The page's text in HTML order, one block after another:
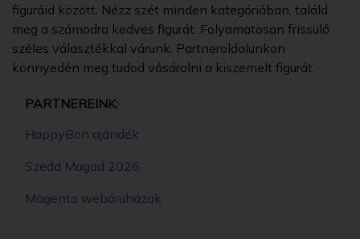
figuráid között. Nézz szét minden kategóriában, találd
meg a számodra kedves figurát. Folyamatosan frissülő
széles választékkal várunk. Partneroldalunkon
könnyedén meg tudod vásárolni a kiszemelt figurát.
PARTNEREINK:
HappyBon ajándék
Szedd Magad 2026
Magento webáruházak